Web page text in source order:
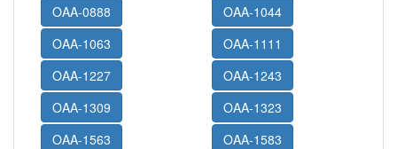
OAA-0888
OAA-1044
OAA-1063
OAA-1111
OAA-1227
OAA-1243
OAA-1309
OAA-1323
OAA-1563
OAA-1583